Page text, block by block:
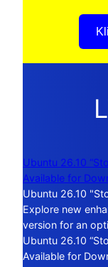
Ubuntu 26.10
Available for
Ubuntu 26.10
Explore new
version for an
Ubuntu 26.10
Available for